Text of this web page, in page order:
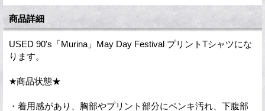
商品詳細
USED 90's「Murina」May Day Festival プリントTシャツにな
ります。
★商品状態★
・着用感があり、胸部やプリント部分にペンキ汚れ、下腹部